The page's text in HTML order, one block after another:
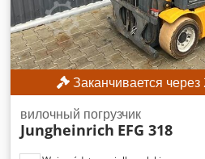
питания: ERAR-1000-06VX8-
Манипулятор робота Yaskawa
управления роботом Yaskawa
Заканчивается через
вилочный погрузчик
Jungheinrich EFG 318